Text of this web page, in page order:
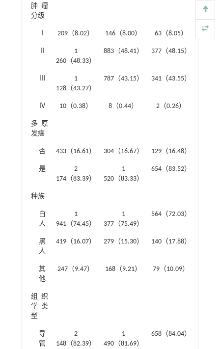
肿瘤
分级
0.509
209（8.02） 146（8.00） 63（8.05）
1
260（48.33）
883（48.41） 377（48.15）
1
128（43.27）
787（43.15） 341（43.55）
Ⅳ 10（0.38） 8（0.44） 2（0.26）
多原
发癌
否 433（16.61） 304（16.67） 129（16.48）
是
2
174（83.39）
1
520（83.33）
654（83.52）
种族
白
人
1
941（74.45）
1
377（75.49）
564（72.03）
黑
人
419（16.07） 279（15.30） 140（17.88）
其
他
247（9.47） 168（9.21） 79（10.09）
组织
学类
型
导
管
2
148（82.39）
1
490（81.69）
658（84.04）